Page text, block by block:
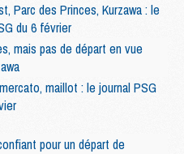
Parc des Princes, Kurzawa : le
du 6 février
mais pas de départ en vue
maillot : le journal PSG
pour un départ de